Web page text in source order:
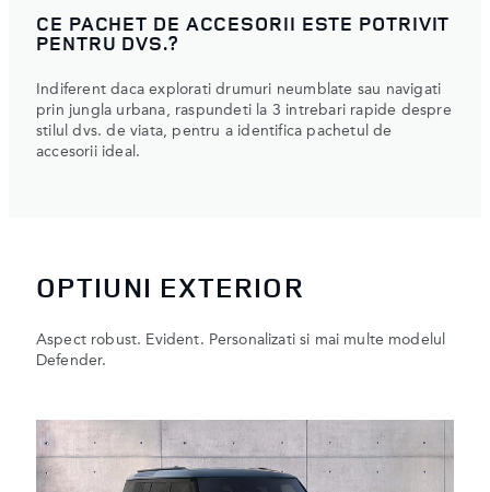
CE PACHET DE ACCESORII ESTE POTRIVIT
PENTRU DVS.?
Indiferent daca explorati drumuri neumblate sau navigati
prin jungla urbana, raspundeti la 3 intrebari rapide despre
stilul dvs. de viata, pentru a identifica pachetul de
accesorii ideal.
OPTIUNI EXTERIOR
Aspect robust. Evident. Personalizati si mai multe modelul
Defender.